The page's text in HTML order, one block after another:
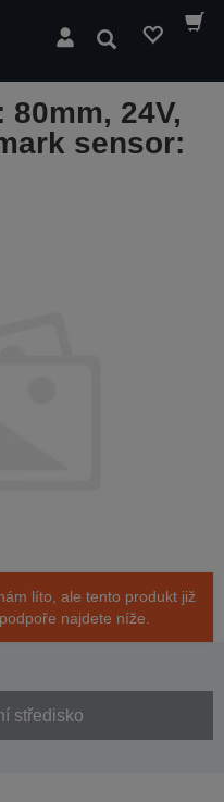
Hledat
80mm, 24V,
sensor:
líto, ale tento produkt již
najdete níže.
středisko